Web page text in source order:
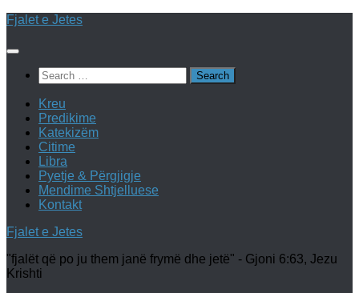
Skip
content
Fjalet e Jetes
Search
for:
Kreu
Predikime
Katekizëm
Citime
Libra
Pyetje & Përgjigje
Mendime Shtjelluese
Kontakt
Fjalet e Jetes
"fjalët që po ju them janë frymë dhe jetë" - Gjoni 6:63, Jezu
Krishti